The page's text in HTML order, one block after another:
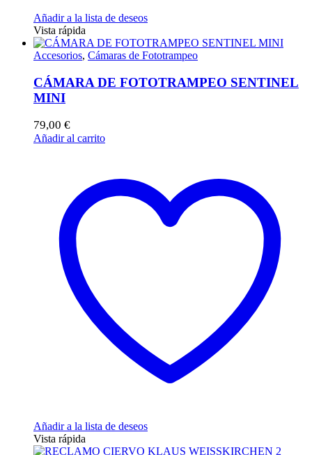
Añadir a la lista de deseos
Vista rápida
Accesorios, Cámaras de Fototrampeo
CÁMARA DE FOTOTRAMPEO SENTINEL
MINI
79,00 €
Añadir al carrito
Añadir a la lista de deseos
Vista rápida